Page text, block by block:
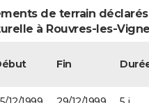
de terrain déclarés
à Rouvres-les-
Fin